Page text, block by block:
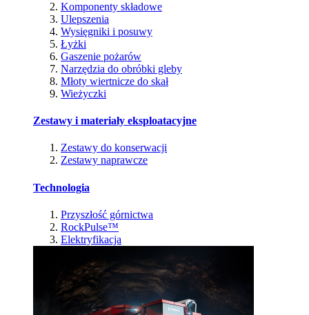
Komponenty składowe
Ulepszenia
Wysięgniki i posuwy
Łyżki
Gaszenie pożarów
Narzędzia do obróbki gleby
Młoty wiertnicze do skał
Wieżyczki
Zestawy i materiały eksploatacyjne
Zestawy do konserwacji
Zestawy naprawcze
Technologia
Przyszłość górnictwa
RockPulse™
Elektryfikacja